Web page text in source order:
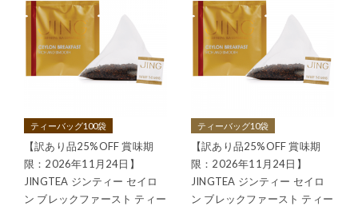
ティーバッグ100袋
【訳あり品25%OFF 賞味期
限：2026年11月24日】
JINGTEA ジンティー セイロ
ン ブレックファースト ティー
ティーバッグ10袋
【訳あり品25%OFF 賞味期
限：2026年11月24日】
JINGTEA ジンティー セイロ
ン ブレックファースト ティー